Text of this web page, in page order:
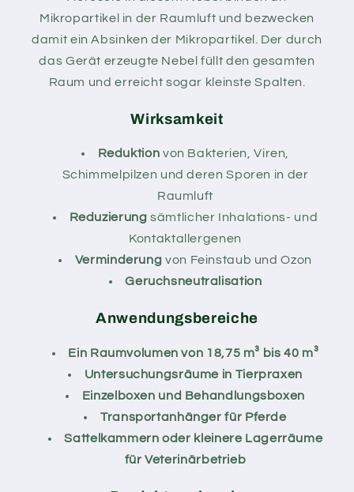
Mikropartikel in der Raumluft und bezwecken
damit ein Absinken der Mikropartikel. Der durch
das Gerät erzeugte Nebel füllt den gesamten
Raum und erreicht sogar kleinste Spalten.
Wirksamkeit
Reduktion von Bakterien, Viren,
Schimmelpilzen und deren Sporen in der
Raumluft
Reduzierung sämtlicher Inhalations- und
Kontaktallergenen
Verminderungvon Feinstaub und Ozon
Geruchsneutralisation
Anwendungsbereiche
Ein Raumvolumen von 18,75 m³ bis 40 m³
Untersuchungsräume in Tierpraxen
Einzelboxen und Behandlungsboxen
Transportanhänger für Pferde
Sattelkammern oder kleinere Lagerräume
für Veterinärbetrieb